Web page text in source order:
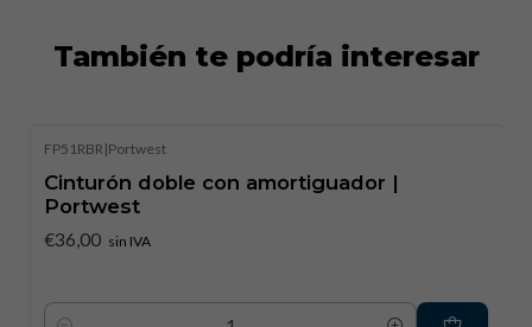
También te podría interesar
FP51RBR |Portwest
Cinturón doble con amortiguador |
Portwest
€36,00 sin IVA